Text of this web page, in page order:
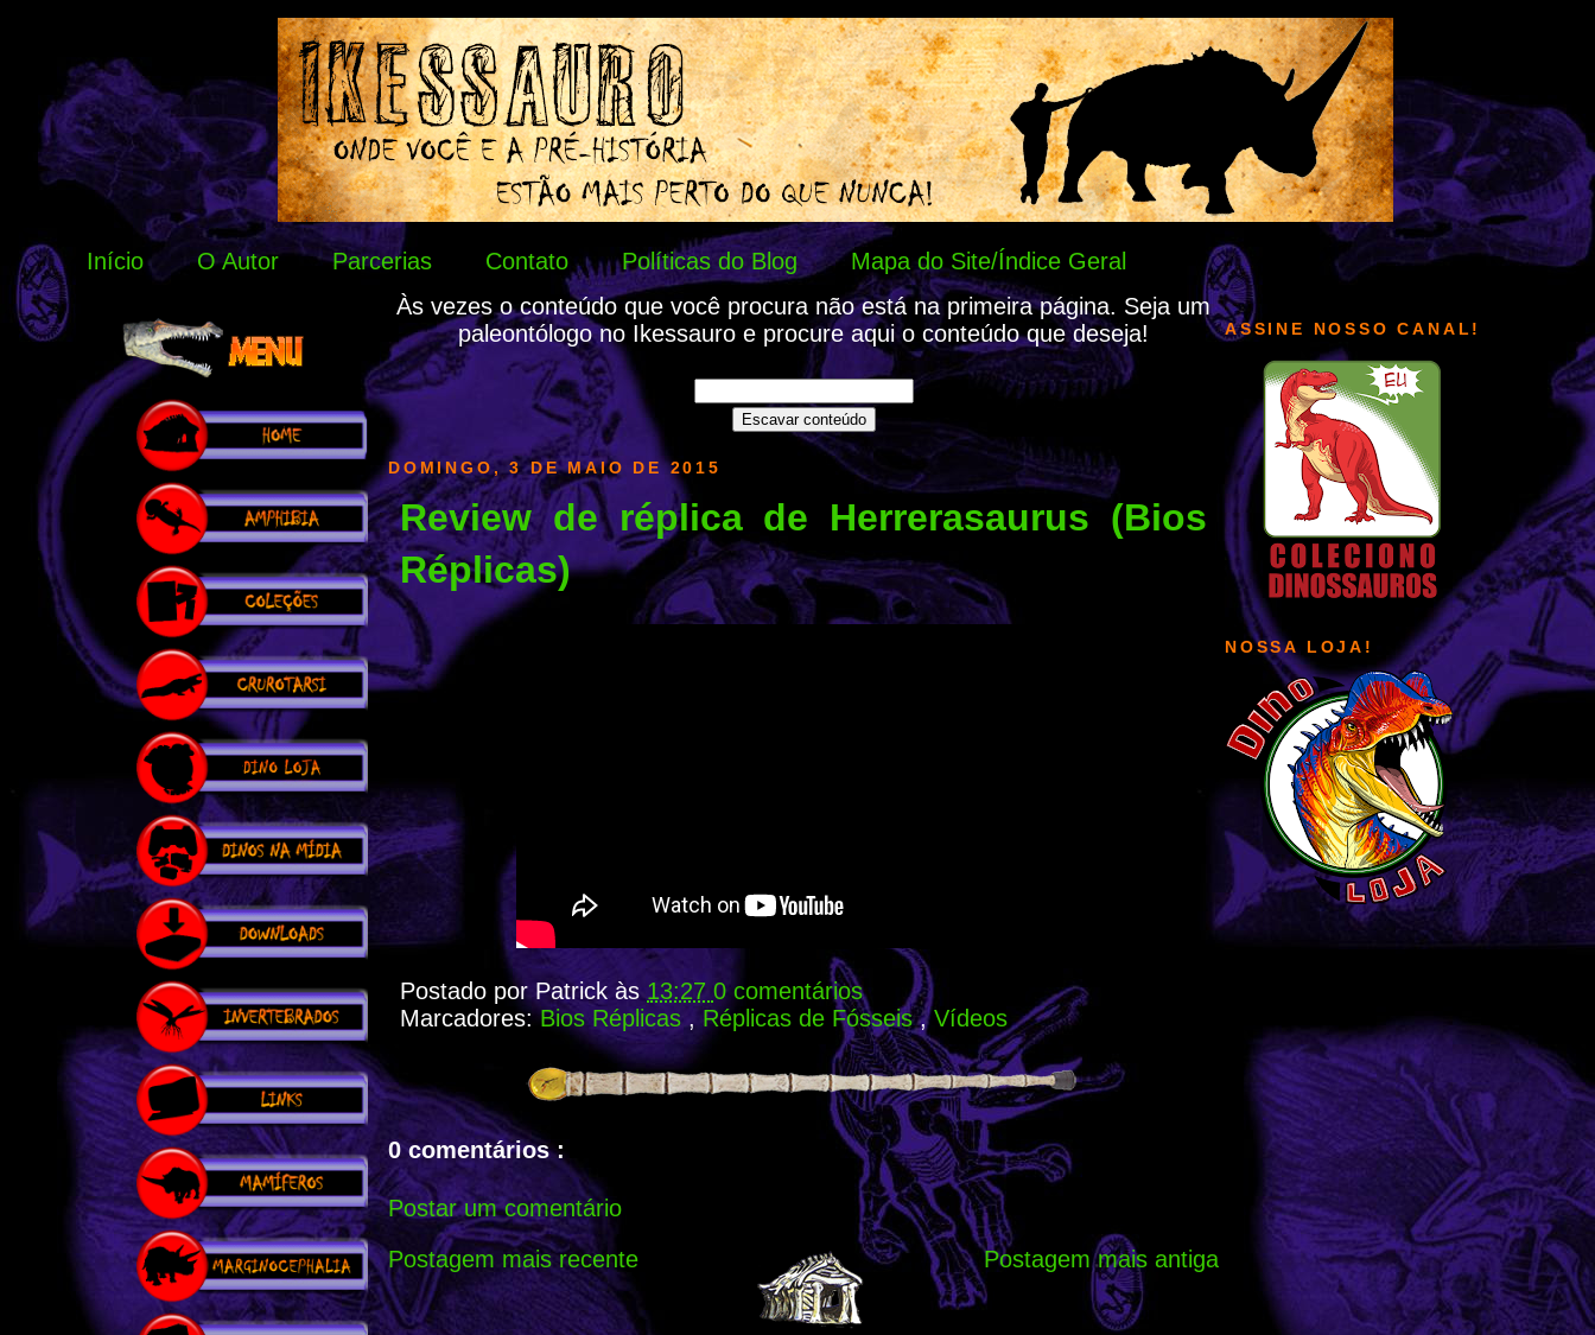
Início O Autor Parcerias Contato Políticas do Blog Mapa do Site/Índice Geral
Às vezes o conteúdo que você procura não está na primeira página. Seja um
paleontólogo no Ikessauro e procure aqui o conteúdo que deseja!
DOMINGO, 3 DE MAIO DE 2015
Review de réplica de Herrerasaurus (Bios
Réplicas)
Postado por Patrick às 13:27 0 comentários
Marcadores:Bios Réplicas , Réplicas de Fósseis,Vídeos
0 comentários :
Postar um comentário
Postagem mais recente
Postagem mais antiga
ASSINE NOSSO CANAL!
NOSSA LOJA!